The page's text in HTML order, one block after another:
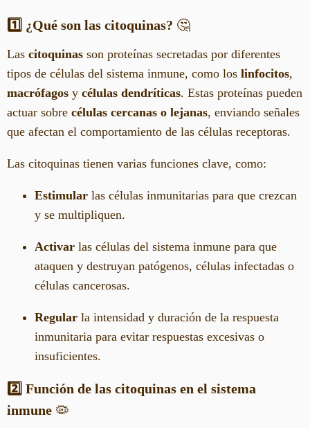
1️⃣ ¿Qué son las citoquinas? 🤔
Las citoquinas son proteínas secretadas por diferentes
tipos de células del sistema inmune, como los linfocitos,
macrófagos y células dendríticas. Estas proteínas pueden
actuar sobre células cercanas o lejanas, enviando señales
que afectan el comportamiento de las células receptoras.
Las citoquinas tienen varias funciones clave, como:
Estimular las células inmunitarias para que crezcan
y se multipliquen.
Activar las células del sistema inmune para que
ataquen y destruyan patógenos, células infectadas o
células cancerosas.
Regular la intensidad y duración de la respuesta
inmunitaria para evitar respuestas excesivas o
insuficientes.
2️⃣ Función de las citoquinas en el sistema
inmune 🦠